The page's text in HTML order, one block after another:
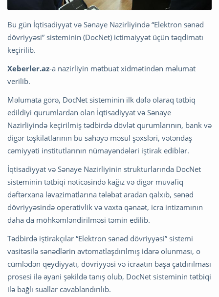
Bu gün İqtisadiyyat və Sənaye Nazirliyində “Elektron sənəd
dövriyyəsi” sisteminin (DocNet) ictimaiyyət üçün təqdimatı
keçirilib.
Xeberler.az-a nazirliyin mətbuat xidmətindən məlumat
verilib.
Məlumata görə, DocNet sisteminin ilk dəfə olaraq tətbiq
edildiyi qurumlardan olan İqtisadiyyat və Sənaye
Nazirliyində keçirilmiş tədbirdə dövlət qurumlarının, bank və
digər təşkilatlarının bu sahəyə məsul şəxsləri, vətəndaş
cəmiyyəti institutlarının nümayəndələri iştirak ediblər.
İqtisadiyyat və Sənaye Nazirliyinin strukturlarında DocNet
sisteminin tətbiqi nəticəsində kağız və digər müvafiq
dəftərxana ləvazimatlarına tələbat aradan qalxıb, sənəd
dövriyyəsində operativlik və vaxta qənaət, icra intizamının
daha da möhkəmləndirilməsi təmin edilib.
Tədbirdə iştirakçılar “Elektron sənəd dövriyyəsi” sistemi
vasitəsilə sənədlərin avtomatlaşdırılmış idarə olunması, o
cümlədən qeydiyyatı, dövriyyəsi və icraatın başa çatdırılması
prosesi ilə əyani şəkildə tanış olub, DocNet sisteminin tətbiqi
ilə bağlı suallar cavablandırılıb.